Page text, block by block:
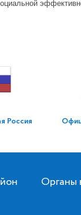
Россия
Органы